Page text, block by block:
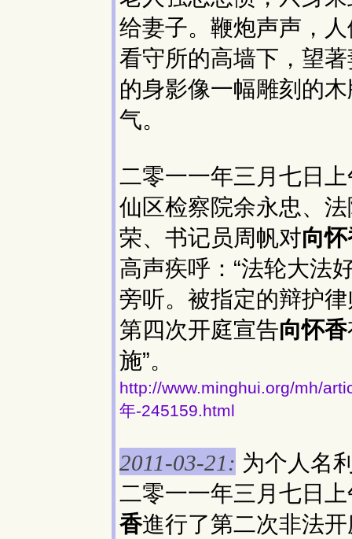
给妻子。鞭炮声声，
看守所的高墙下，望
的身影像一幅雕刻的
气。
二零一一年三月七日
仙区检察院余永忠、
荣、书记员周帆对向
高声疾呼：“法轮大法
旁听。被指定的辩护
第四次开庭宣告向怀香
施”。
http://www.minghui.org/mh/
年-245159.html
2011-03-21: 为个人名
二零一一年三月七日
香進行了第二次非法